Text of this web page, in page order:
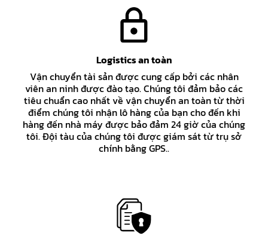
Logistics an toàn
Vận chuyển tài sản được cung cấp bởi các nhân
viên an ninh được đào tạo. Chúng tôi đảm bảo các
tiêu chuẩn cao nhất về vận chuyển an toàn từ thời
điểm chúng tôi nhận lô hàng của bạn cho đến khi
hàng đến nhà máy được bảo đảm 24 giờ của chúng
tôi. Đội tàu của chúng tôi được giám sát từ trụ sở
chính bằng GPS..